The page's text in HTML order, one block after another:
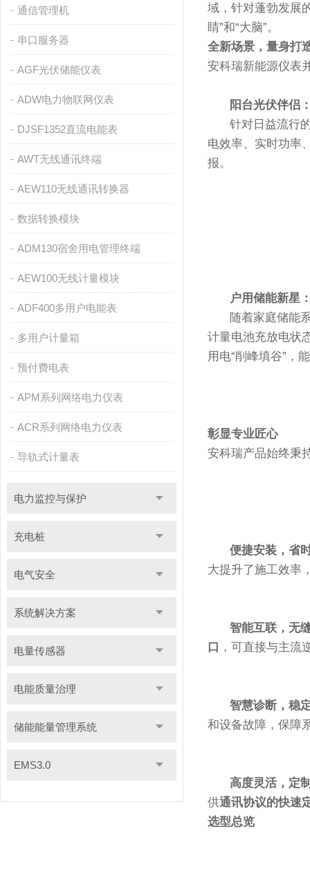
通信管理机
串口服务器
AGF光伏储能仪表
ADW电力物联网仪表
DJSF1352直流电能表
AWT无线通讯终端
AEW110无线通讯转换器
数据转换模块
ADM130宿舍用电管理终端
AEW100无线计量模块
ADF400多用户电能表
多用户计量箱
预付费电表
APM系列网络电力仪表
ACR系列网络电力仪表
导轨式计量表
电力监控与保护
充电桩
电气安全
系统解决方案
电量传感器
电能质量治理
储能能量管理系统
EMS3.0
域，针对蓬勃发展
睛”和“大脑”。
全新场景，量身打
安科瑞新能源仪表
阳台光伏伴侣
针对日益流行
电效率、实时功率
报。
户用储能新星
随着家庭储能
计量电池充放电状
用电“削峰填谷”，
彰显专业匠心
安科瑞产品始终秉
便捷安装，省
大提升了施工效率
智能互联，无
口 ，可直接与主流
智慧诊断，稳
和设备故障，保障
高度灵活，定
供通讯协议的快速
选型总览